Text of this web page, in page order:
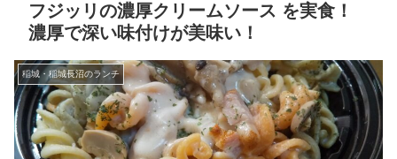
フジッリの濃厚クリームソース を実食！
濃厚で深い味付けが美味い！
稲城・稲城長沼のランチ